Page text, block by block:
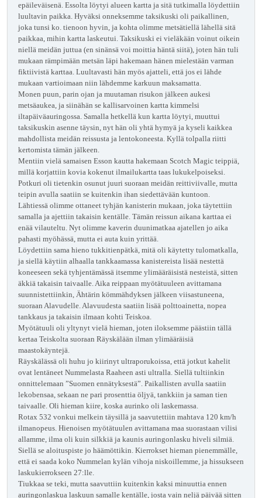
epäileväisenä. Essolta löytyi alueen kartta ja sitä tutkimalla löydettiin
luultavin paikka. Hyväksi onneksemme taksikuski oli paikallinen,
joka tunsi ko. tienoon hyvin, ja kohta olimme metsätiellä lähellä sitä
paikkaa, mihin kartta laskeutui. Taksikuski ei vieläkään voinut oikein
niellä meidän juttua (en sinänsä voi moittia häntä siitä), joten hän tuli
mukaan rämpimään metsän läpi hakemaan hänen mielestään varman
fiktiivistä karttaa. Luultavasti hän myös ajatteli, että jos ei lähde
mukaan vartioimaan niin lähdemme karkuun maksamatta.
Monen puun, parin ojan ja muutaman risukon jälkeen aukesi
metsäaukea, ja siinähän se kallisarvoinen kartta kimmelsi
iltapäiväauringossa. Samalla hetkellä kun kartta löytyi, muuttui
taksikuskin asenne täysin, nyt hän oli yhtä hymyä ja kyseli kaikkea
mahdollista meidän reissusta ja lentokoneesta. Kyllä tolpalla riitti
kertomista tämän jälkeen.
Mentiin vielä samaisen Esson kautta hakemaan Scotch Magic teippiä,
millä korjattiin kovia kokenut ilmailukartta taas lukukelpoiseksi.
Potkuri oli tietenkin osunut juuri suoraan meidän reittiviivalle, mutta
teipin avulla saatiin se kuitenkin ihan siedettävään kuntoon.
Lähtiessä olimme ottaneet tyhjän kanisterin mukaan, joka täytettiin
samalla ja ajettiin takaisin kentälle. Tämän reissun aikana karttaa ei
enää vilauteltu. Nyt olimme kaverin duunimatkaa ajatellen jo aika
pahasti myöhässä, mutta ei auta kuin yrittää.
Löydettiin sama hieno tukkitienpätkä, mitä oli käytetty tulomatkalla,
ja siellä käytiin alhaalla tankkaamassa kanistereista lisää nestettä
koneeseen sekä tyhjentämässä itsemme ylimääräisistä nesteistä, sitten
äkkiä takaisin taivaalle. Aika reippaan myötätuuleen avittamana
suunnistettiinkin, Ähtärin kömmähdyksen jälkeen viisastuneena,
suoraan Alavudelle. Alavuudesta saatiin lisää polttoainetta, nopea
tankkaus ja takaisin ilmaan kohti Teiskoa.
Myötätuuli oli yltynyt vielä hieman, joten iloksemme päästiin tällä
kertaa Teiskolta suoraan Räyskälään ilman ylimääräisiä
maastokäyntejä.
Räyskälässä oli huhu jo kiirinyt ultraporukoissa, että jotkut kahelit
ovat lentäneet Nummelasta Raaheen asti ultralla. Siellä tultiinkin
onnittelemaan ”Suomen ennätyksestä”. Paikallisten avulla saatiin
lekobensaa, sekaan ne pari prosenttia öljyä, tankkiin ja saman tien
taivaalle. Oli hieman kiire, koska aurinko oli laskemassa.
Rotax 532 vonkui melkein täysillä ja saavutettiin mahtava 120 km/h
ilmanopeus. Hienoisen myötätuulen avittamana maa suorastaan vilisi
allamme, ilma oli kuin silkkiä ja kaunis auringonlasku hiveli silmiä.
Siellä se aloituspiste jo häämöttikin. Kierrokset hieman pienemmälle,
että ei saada koko Nummelan kylän vihoja niskoillemme, ja hissukseen
laskukierrokseen 27:lle.
Tiukkaa se teki, mutta saavuttiin kuitenkin kaksi minuuttia ennen
auringonlaskua laskuun samalle kentälle, josta vain neljä päivää sitten